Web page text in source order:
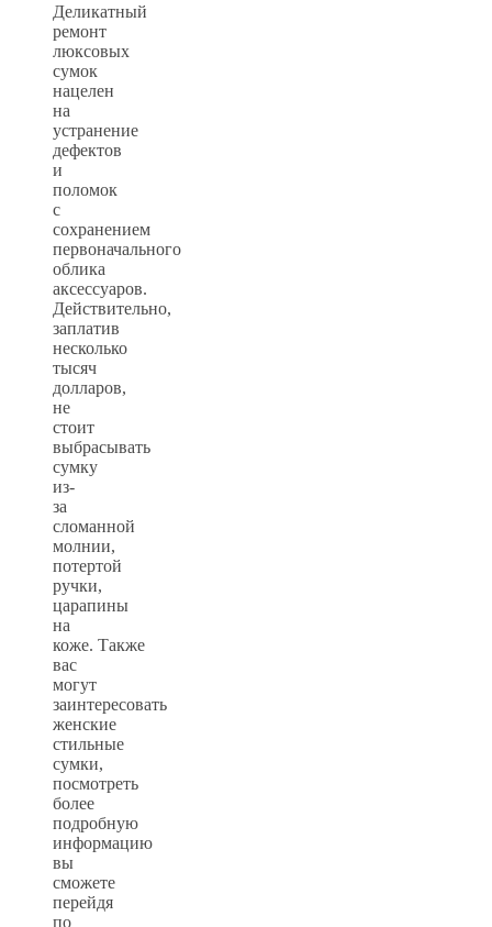
Деликатный
ремонт
люксовых
сумок
нацелен
на
устранение
дефектов
и
поломок
с
сохранением
первоначального
облика
аксессуаров.
Действительно,
заплатив
несколько
тысяч
долларов,
не
стоит
выбрасывать
сумку
из-
за
сломанной
молнии,
потертой
ручки,
царапины
на
коже. Также
вас
могут
заинтересовать
женские
стильные
сумки,
посмотреть
более
подробную
информацию
вы
сможете
перейдя
по